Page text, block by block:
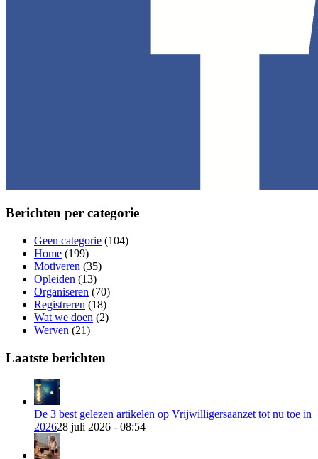
Berichten per categorie
Geen categorie (104)
Home (199)
Motiveren (35)
Opleiden (13)
Organiseren (70)
Registreren (18)
Wat we doen (2)
Werven (21)
Laatste berichten
De 3 best gelezen artikelen op Vrijwilligersaanzet tot nu toe in
202628 juli 2026 - 08:54